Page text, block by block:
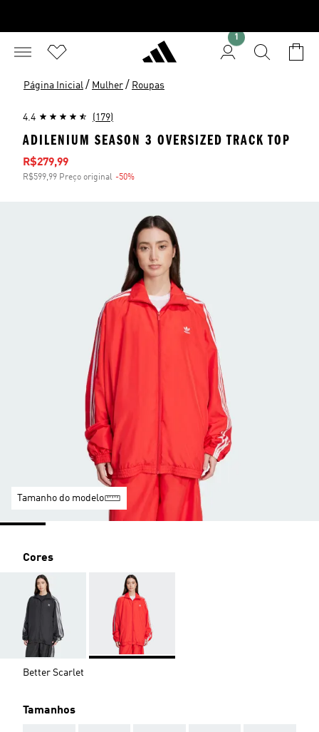
1
Página Inicial / Mulher / Roupas
4.4 (179)
ADILENIUM SEASON 3 OVERSIZED TRACK TOP
Preço com desconto
R$279,99
R$599,99 Preço original -50%
Tamanho do modelo
Cores
Better Scarlet
Tamanhos